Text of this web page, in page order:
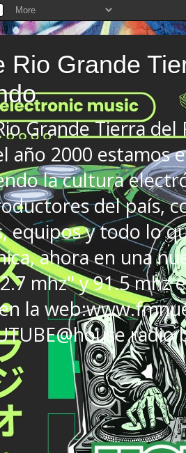
Rio Grande
Grande Tierra
año 2000 estamos
la cultura
del país,
equipos y todo lo
ahora en una
mhz" y 91.5 mhz
la
radio